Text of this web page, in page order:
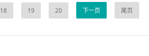
18 19 20 下一页 尾页